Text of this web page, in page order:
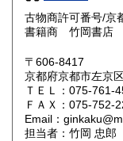
奈良県
岡山県
山口県
古物商許可番号/
書籍商 竹岡書店
〒606-8417
京都府京都市左京
ＴＥＬ：075-761-
ＦＡＸ：075-752-
Email：
担当者：竹岡 忠郎